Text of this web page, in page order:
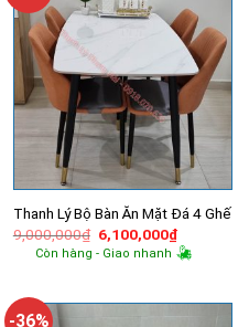
Thanh Lý Bộ Bàn Ăn Mặt Đá 4 Ghế
9,000,000₫ Giá
gốc
là:
6,100,000₫Giá
hiện
tại
Còn hàng - Giao nhanh
-36%